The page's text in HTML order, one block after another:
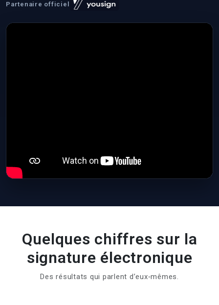
Partenaire officiel
Quelques chiffres sur la
signature électronique
Des résultats qui parlent d’eux‑mêmes.